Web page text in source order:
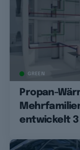
GREEN
Propan-
entwickelt